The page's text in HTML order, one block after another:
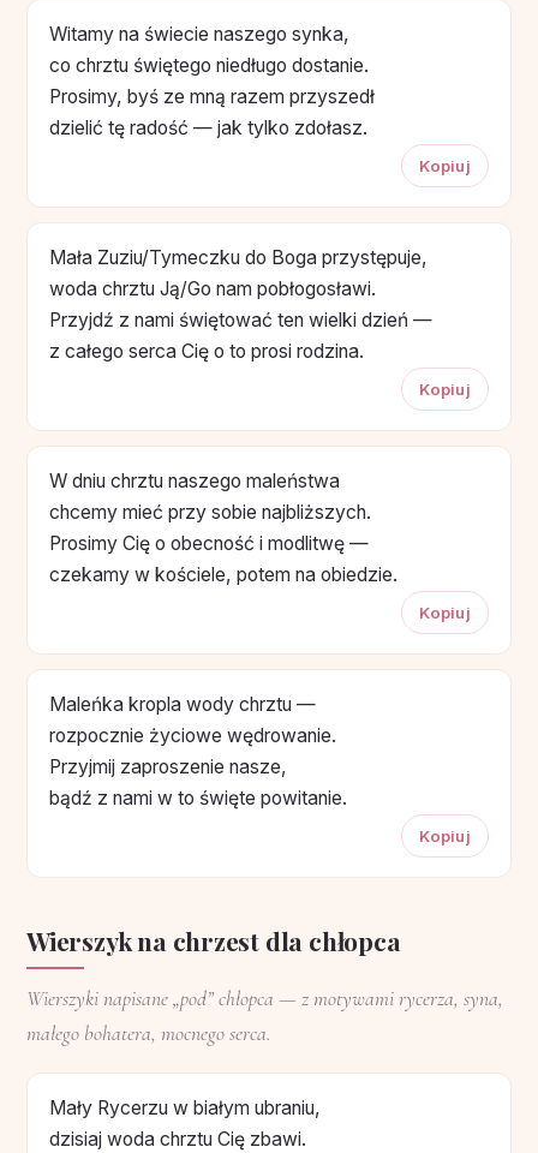
Witamy na świecie naszego synka,
co chrztu świętego niedługo dostanie.
Prosimy, byś ze mną razem przyszedł
dzielić tę radość — jak tylko zdołasz.
Kopiuj
Mała Zuziu/Tymeczku do Boga przystępuje,
woda chrztu Ją/Go nam pobłogosławi.
Przyjdź z nami świętować ten wielki dzień —
z całego serca Cię o to prosi rodzina.
Kopiuj
W dniu chrztu naszego maleństwa
chcemy mieć przy sobie najbliższych.
Prosimy Cię o obecność i modlitwę —
czekamy w kościele, potem na obiedzie.
Kopiuj
Maleńka kropla wody chrztu —
rozpocznie życiowe wędrowanie.
Przyjmij zaproszenie nasze,
bądź z nami w to święte powitanie.
Kopiuj
Wierszyk na chrzest dla chłopca
Wierszyki napisane „pod” chłopca — z motywami rycerza, syna,
małego bohatera, mocnego serca.
Mały Rycerzu w białym ubraniu,
dzisiaj woda chrztu Cię zbawi.